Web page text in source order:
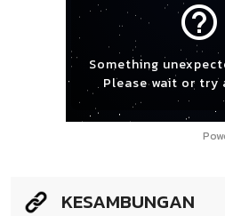
help_outline
Something
Please wait or try
KESAMBUNGAN